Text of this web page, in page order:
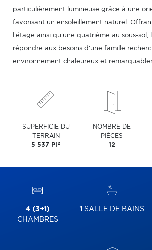
particulièrement lumineuse grâce à une
favorisant un ensoleillement naturel.
l'étage ainsi qu'une quatrième au sous-sol,
répondre aux besoins d'une famille
environnement chaleureux et
SUPERFICIE DU
TERRAIN
5 537 PI 2
NOMBRE DE
PIÈCES
12
4 (3+1)
CHAMBRES
1 SALLE DE BAINS